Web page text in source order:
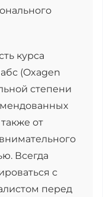
курса
(Oxagen
степени
от
Всегда
с
перед